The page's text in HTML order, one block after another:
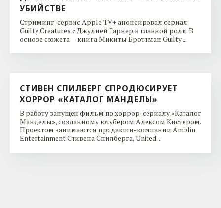
УБИЙСТВЕ
Стриминг-сервис Apple TV+ анонсировал сериал
Guilty Creatures с Джулией Гарнер в главной роли. В
основе сюжета — книга Микиты Броттман Guilty ...
СТИВЕН СПИЛБЕРГ СПРОДЮСИРУЕТ
ХОРРОР «КАТАЛОГ МАНДЕЛЫ»
В работу запущен фильм по хоррор-сериалу «Каталог
Манделы», созданному ютубером Алексом Кистером.
Проектом занимаются продакшн-компании Amblin
Entertainment Стивена Спилберга, United ...